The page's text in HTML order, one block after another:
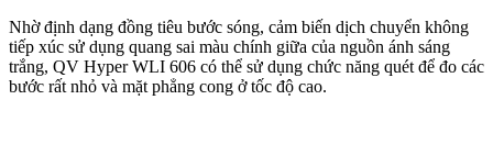
Nhờ định dạng đồng tiêu bước sóng, cảm biến dịch chuyển không
tiếp xúc sử dụng quang sai màu chính giữa của nguồn ánh sáng
trắng, QV Hyper WLI 606 có thể sử dụng chức năng quét để đo các
bước rất nhỏ và mặt phẳng cong ở tốc độ cao.